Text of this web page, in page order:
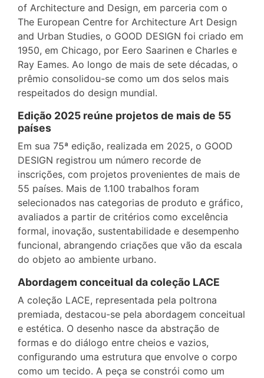
of Architecture and Design, em parceria com o
The European Centre for Architecture Art Design
and Urban Studies, o GOOD DESIGN foi criado em
1950, em Chicago, por Eero Saarinen e Charles e
Ray Eames. Ao longo de mais de sete décadas, o
prêmio consolidou-se como um dos selos mais
respeitados do design mundial.
Edição 2025 reúne projetos de mais de 55
países
Em sua 75ª edição, realizada em 2025, o GOOD
DESIGN registrou um número recorde de
inscrições, com projetos provenientes de mais de
55 países. Mais de 1.100 trabalhos foram
selecionados nas categorias de produto e gráfico,
avaliados a partir de critérios como excelência
formal, inovação, sustentabilidade e desempenho
funcional, abrangendo criações que vão da escala
do objeto ao ambiente urbano.
Abordagem conceitual da coleção LACE
A coleção LACE, representada pela poltrona
premiada, destacou-se pela abordagem conceitual
e estética. O desenho nasce da abstração de
formas e do diálogo entre cheios e vazios,
configurando uma estrutura que envolve o corpo
como um tecido. A peça se constrói como um